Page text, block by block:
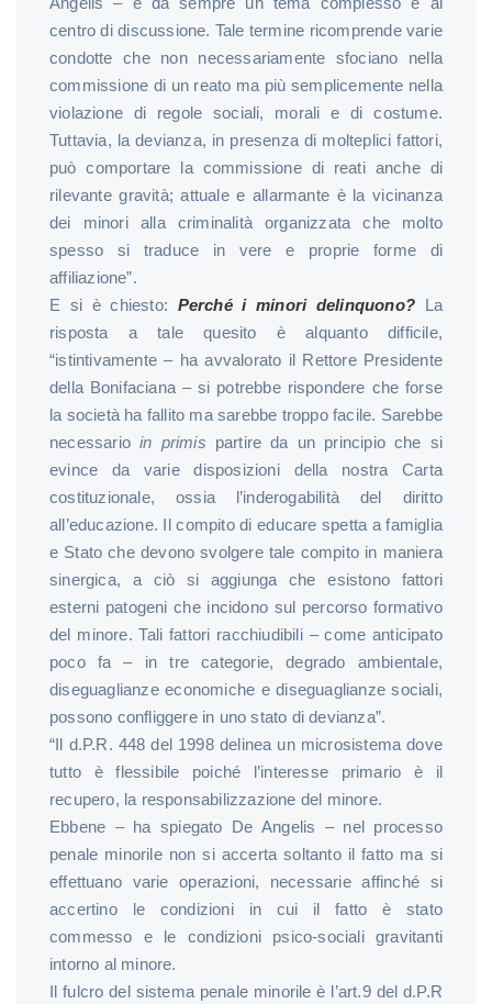
centro di discussione. Tale termine ricomprende varie
condotte che non necessariamente sfociano nella
commissione di un reato ma più semplicemente nella
violazione di regole sociali, morali e di costume.
Tuttavia, la devianza, in presenza di molteplici fattori,
può comportare la commissione di reati anche di
rilevante gravità; attuale e allarmante è la vicinanza
dei minori alla criminalità organizzata che molto
spesso si traduce in vere e proprie forme di
affiliazione”.
E si è chiesto: Perché i minori delinquono? La
risposta a tale quesito è alquanto difficile,
“istintivamente – ha avvalorato il Rettore Presidente
della Bonifaciana – si potrebbe rispondere che forse
la società ha fallito ma sarebbe troppo facile. Sarebbe
necessarioin primis partire da un principio che si
evince da varie disposizioni della nostra Carta
costituzionale, ossia l’inderogabilità del diritto
all’educazione. Il compito di educare spetta a famiglia
e Stato che devono svolgere tale compito in maniera
sinergica, a ciò si aggiunga che esistono fattori
esterni patogeni che incidono sul percorso formativo
del minore. Tali fattori racchiudibili – come anticipato
poco fa – in tre categorie, degrado ambientale,
diseguaglianze economiche e diseguaglianze sociali,
possono confliggere in uno stato di devianza”.
“Il d.P.R. 448 del 1998 delinea un microsistema dove
tutto è flessibile poiché l’interesse primario è il
recupero, la responsabilizzazione del minore.
Ebbene – ha spiegato De Angelis – nel processo
penale minorile non si accerta soltanto il fatto ma si
effettuano varie operazioni, necessarie affinché si
accertino le condizioni in cui il fatto è stato
commesso e le condizioni psico-sociali gravitanti
intorno al minore.
Il fulcro del sistema penale minorile è l’art.9 del d.P.R